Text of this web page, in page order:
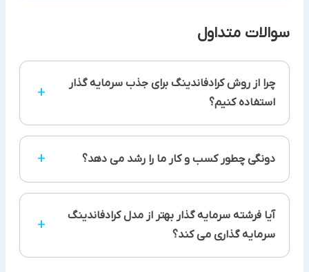
سوالات متداول
چرا از روش کرادفاندینگ برای جذب سرمایه گذار
استفاده کنیم؟
+
جذب سرمایه گذار مزایای بیشتری دارد ضمن اینکه از
نقاط ضعف آنها هم جلوگیری می کند. بنابراین
کرادفاندینگ بهترین راه برای جذب سرمایه گذار است که
در این مقاله به آن پرداختیم.
دونگی چطور کسب و کار ما را رشد می دهد؟ +
کند در سریع ترین، آسان ترین و امن ترین حالت ممکن،
بتوانند از پتانسیل بالقوه میلیون ها سرمایه گذار
برخوردار شوند و سرمایه مورد نیاز کسب و کارشان را جذب
آیا فرشته سرمایه گذار بهتر از مدل کرادفاندینگ
سرمایه گذاری می کند؟
+